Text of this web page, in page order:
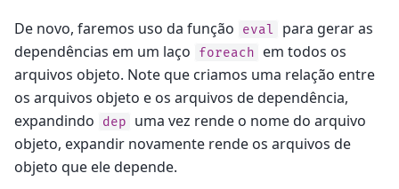
De novo, faremos uso da função eval
para gerar as
dependências em um laço
foreach
em todos os
arquivos objeto. Note que criamos uma relação entre
os arquivos objeto e os arquivos de dependência,
expandindo
dep
uma vez rende o nome do arquivo
objeto, expandir novamente rende os arquivos de
objeto que ele depende.